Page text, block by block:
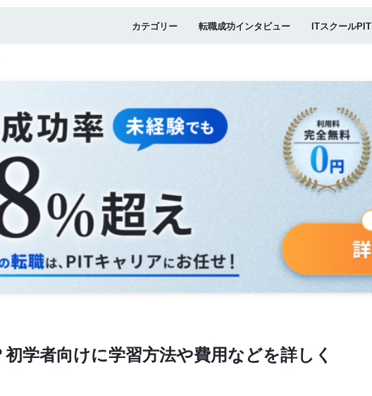
カテゴリー 転職成功インタビュー ITスクールPIT
学者向けに学習方法や費用などを詳しく